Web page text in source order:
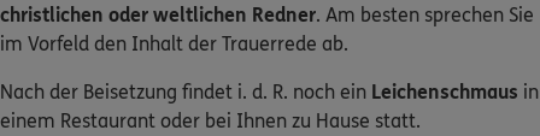
christlichen oder weltlichen Redner. Am besten sprechen Sie
im Vorfeld den Inhalt der Trauerrede ab.
Nach der Beisetzung findet i. d. R. noch ein Leichenschmaus in
einem Restaurant oder bei Ihnen zu Hause statt.